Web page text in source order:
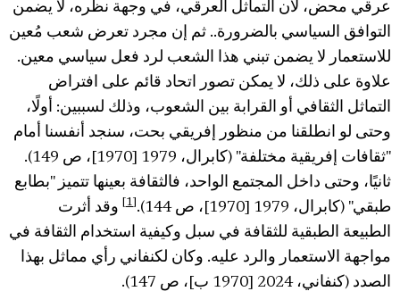
عرقي محض، لأن التماثل العرقي، في وجهة نظره، لا يضمن
التوافق السياسي بالضرورة.. ثم إن مجرد تعرض شعب مُعين
للاستعمار لا يضمن تبني هذا الشعب لرد فعل سياسي معين.
علاوة على ذلك، لا يمكن تصور اتحاد قائم على افتراض
التماثل الثقافي أو القرابة بين الشعوب، وذلك لسببين: أولًا،
وحتى لو انطلقنا من منظور إفريقي بحت، سنجد أنفسنا أمام
"ثقافات إفريقية مختلفة" (كابرال، 1979 [1970]، ص 149).
ثانيًا، وحتى داخل المجتمع الواحد، فالثقافة بعينها تتميز "بطابع
طبقي" (كابرال، 1979 [1970]، ص 144).
وقد أثرت
الطبيعة الطبقية للثقافة في سبل وكيفية استخدام الثقافة في
مواجهة الاستعمار والرد عليه. وكان لكنفاني رأي مماثل بهذا
الصدد (كنفاني، 2024 [1970 ب]، ص 147).